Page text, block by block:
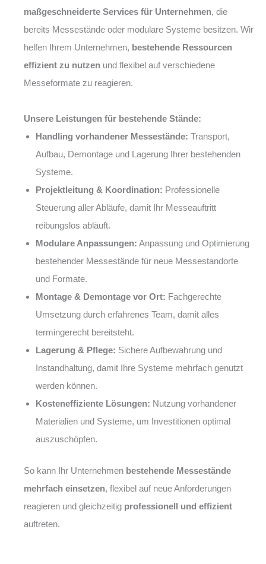
maßgeschneiderte Services für Unternehmen, die
bereits Messestände oder modulare Systeme besitzen. Wir
helfen Ihrem Unternehmen, bestehende Ressourcen
effizient zu nutzen und flexibel auf verschiedene
Messeformate zu reagieren.
Unsere Leistungen für bestehende Stände:
Handling vorhandener Messestände: Transport,
Aufbau, Demontage und Lagerung Ihrer bestehenden
Systeme.
Projektleitung & Koordination: Professionelle
Steuerung aller Abläufe, damit Ihr Messeauftritt
reibungslos abläuft.
Modulare Anpassungen: Anpassung und Optimierung
bestehender Messestände für neue Messestandorte
und Formate.
Montage & Demontage vor Ort: Fachgerechte
Umsetzung durch erfahrenes Team, damit alles
termingerecht bereitsteht.
Lagerung & Pflege: Sichere Aufbewahrung und
Instandhaltung, damit Ihre Systeme mehrfach genutzt
werden können.
Kosteneffiziente Lösungen: Nutzung vorhandener
Materialien und Systeme, um Investitionen optimal
auszuschöpfen.
So kann Ihr Unternehmen bestehende Messestände
mehrfach einsetzen, flexibel auf neue Anforderungen
reagieren und gleichzeitig professionell und effizient
auftreten.